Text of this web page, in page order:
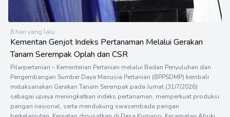
8 hari yang lalu
Kementan Genjot Indeks Pertanaman Melalui Gerakan
Tanam Serempak Oplah dan CSR
Pilarpertanian – Kementerian Pertanian melalui Badan Penyuluhan dan
Pengembangan Sumber Daya Manusia Pertanian (BPPSDMP) kembali
melaksanakan Gerakan Tanam Serempak pada Jumat (31/7/2026)
sebagai upaya meningkatkan indeks pertanaman, memperkuat produksi
pangan nasional, serta mendukung swasembada pangan